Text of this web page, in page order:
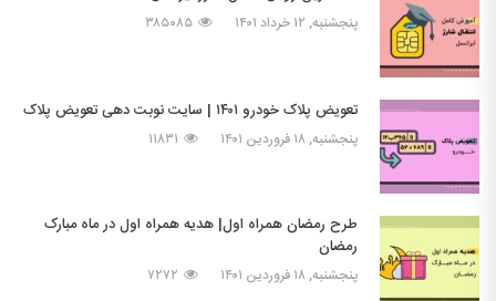
پنجشنبه, ۱۲ خرداد ۱۴۰۱ ۳۸۵۰۸۵
تعویض پلاک خودرو ۱۴۰۱ | سایت نوبت دهی تعویض پلاک
پنجشنبه, ۱۸ فروردین ۱۴۰۱ ۱۱۸۳۱
طرح رمضان همراه اول| هدیه همراه اول در ماه مبارک
رمضان
پنجشنبه, ۱۸ فروردین ۱۴۰۱ ۷۲۷۲